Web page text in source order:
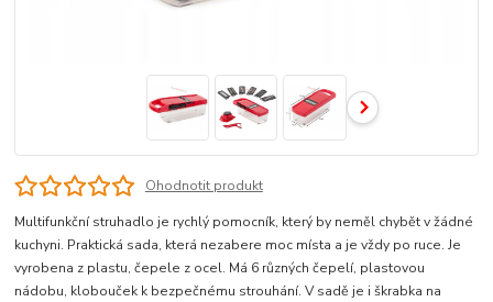
Ohodnotit produkt
Multifunkční struhadlo je rychlý pomocník, který by neměl chybět v žádné
kuchyni. Praktická sada, která nezabere moc místa a je vždy po ruce. Je
vyrobena z plastu, čepele z ocel. Má 6 různých čepelí, plastovou
nádobu, klobouček k bezpečnému strouhání. V sadě je i škrabka na